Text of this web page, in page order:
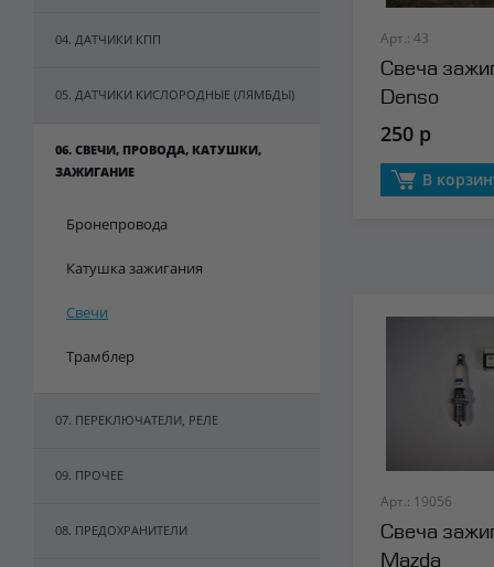
04. ДАТЧИКИ КПП
05. ДАТЧИКИ КИСЛОРОДНЫЕ (ЛЯМБДЫ)
06. СВЕЧИ, ПРОВОДА, КАТУШКИ,
ЗАЖИГАНИЕ
Бронепровода
Катушка зажигания
Свечи
Трамблер
07. ПЕРЕКЛЮЧАТЕЛИ, РЕЛЕ
09. ПРОЧЕЕ
08. ПРЕДОХРАНИТЕЛИ
Арт.: 43
Свеча
Denso
250 р
В
Арт.: 19056
Свеча
Mazda